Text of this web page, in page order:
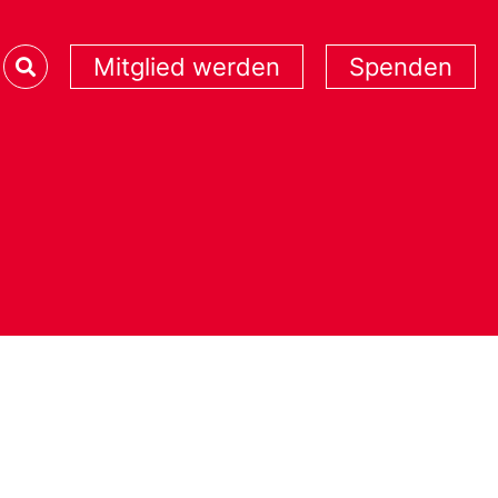
Mitglied werden Spenden